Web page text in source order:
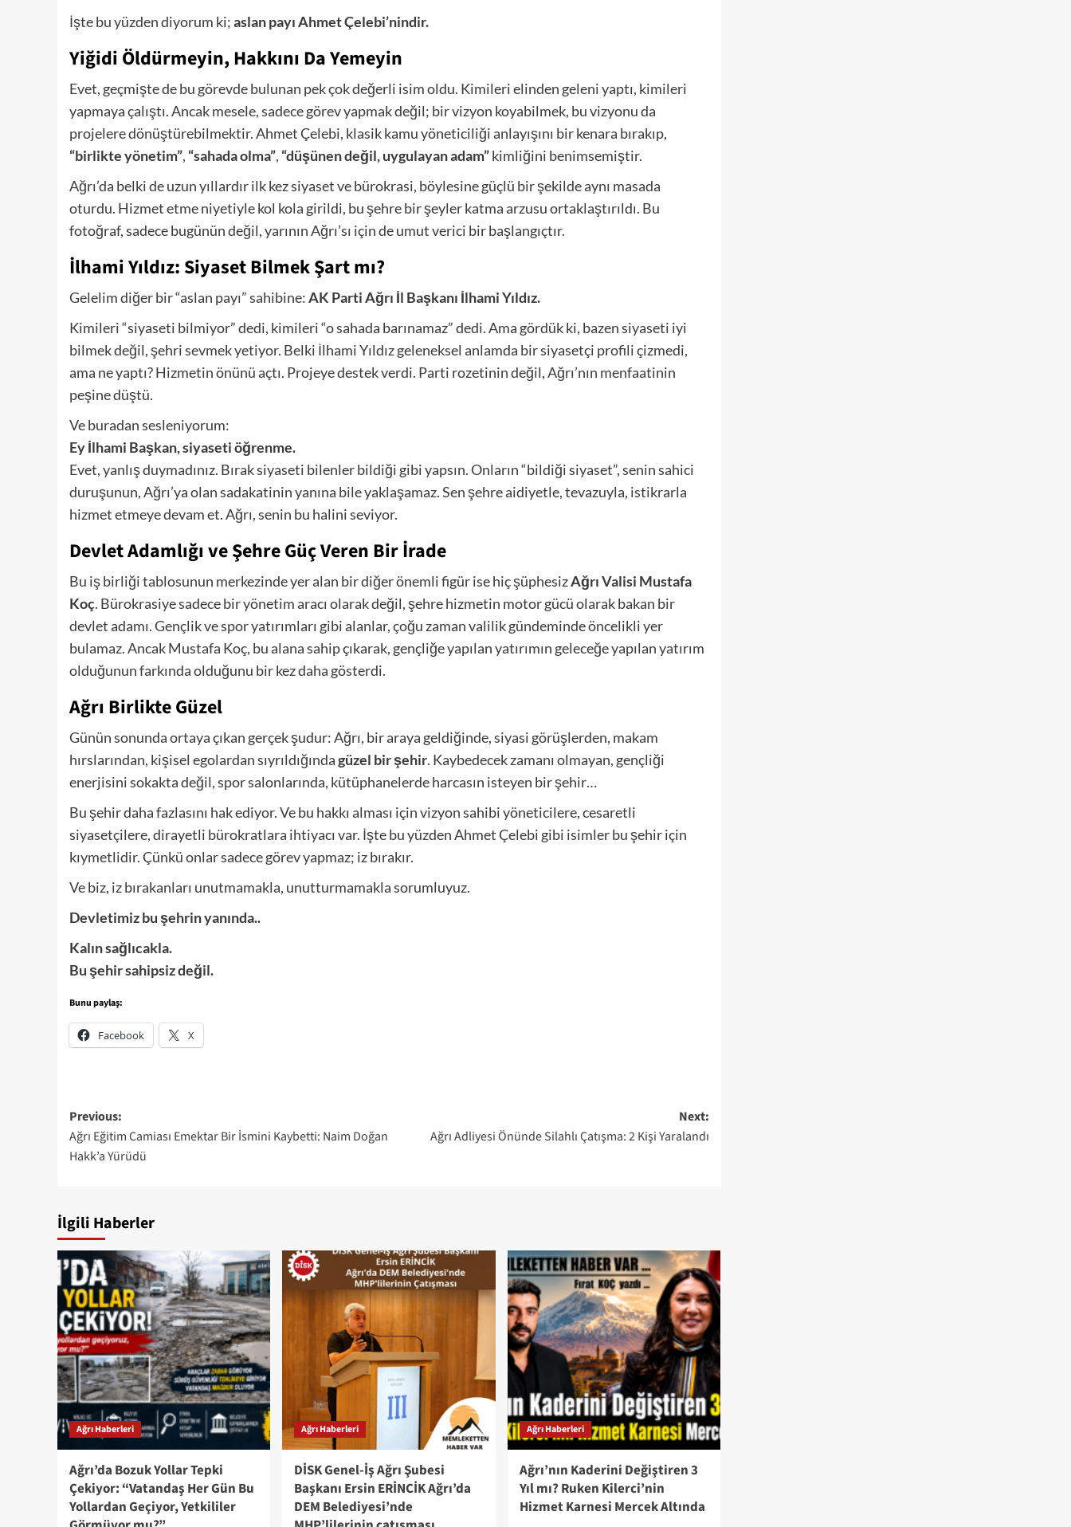
İşte bu yüzden diyorum ki;aslan payı Ahmet Çelebi’nindir.
Yiğidi Öldürmeyin, Hakkını Da Yemeyin
Evet, geçmişte de bu görevde bulunan pek çok değerli isim oldu. Kimileri elinden geleni yaptı, kimileri
yapmaya çalıştı. Ancak mesele, sadece görev yapmak değil; bir vizyon koyabilmek, bu vizyonu da
projelere dönüştürebilmektir. Ahmet Çelebi, klasik kamu yöneticiliği anlayışını bir kenara bırakıp,
“birlikte yönetim”, “sahada olma”, “düşünen değil, uygulayan adam”kimliğini benimsemiştir.
Ağrı’da belki de uzun yıllardır ilk kez siyaset ve bürokrasi, böylesine güçlü bir şekilde aynı masada
oturdu. Hizmet etme niyetiyle kol kola girildi, bu şehre bir şeyler katma arzusu ortaklaştırıldı. Bu
fotoğraf, sadece bugünün değil, yarının Ağrı’sı için de umut verici bir başlangıçtır.
İlhami Yıldız: Siyaset Bilmek Şart mı?
Gelelim diğer bir “aslan payı” sahibine:AK Parti Ağrı İl Başkanı İlhami Yıldız.
Kimileri “siyaseti bilmiyor” dedi, kimileri “o sahada barınamaz” dedi. Ama gördük ki, bazen siyaseti iyi
bilmek değil, şehri sevmek yetiyor. Belki İlhami Yıldız geleneksel anlamda bir siyasetçi profili çizmedi,
ama ne yaptı? Hizmetin önünü açtı. Projeye destek verdi. Parti rozetinin değil, Ağrı’nın menfaatinin
peşine düştü.
Ve buradan sesleniyorum:
Ey İlhami Başkan, siyaseti öğrenme.
Evet, yanlış duymadınız. Bırak siyaseti bilenler bildiği gibi yapsın. Onların “bildiği siyaset”, senin sahici
duruşunun, Ağrı’ya olan sadakatinin yanına bile yaklaşamaz. Sen şehre aidiyetle, tevazuyla, istikrarla
hizmet etmeye devam et. Ağrı, senin bu halini seviyor.
Devlet Adamlığı ve Şehre Güç Veren Bir İrade
Bu iş birliği tablosunun merkezinde yer alan bir diğer önemli figür ise hiç şüphesizAğrı Valisi Mustafa
Koç. Bürokrasiye sadece bir yönetim aracı olarak değil, şehre hizmetin motor gücü olarak bakan bir
devlet adamı. Gençlik ve spor yatırımları gibi alanlar, çoğu zaman valilik gündeminde öncelikli yer
bulamaz. Ancak Mustafa Koç, bu alana sahip çıkarak, gençliğe yapılan yatırımın geleceğe yapılan yatırım
olduğunun farkında olduğunu bir kez daha gösterdi.
Ağrı Birlikte Güzel
Günün sonunda ortaya çıkan gerçek şudur: Ağrı, bir araya geldiğinde, siyasi görüşlerden, makam
hırslarından, kişisel egolardan sıyrıldığındagüzel bir şehir. Kaybedecek zamanı olmayan, gençliği
enerjisini sokakta değil, spor salonlarında, kütüphanelerde harcasın isteyen bir şehir…
Bu şehir daha fazlasını hak ediyor. Ve bu hakkı alması için vizyon sahibi yöneticilere, cesaretli
siyasetçilere, dirayetli bürokratlara ihtiyacı var. İşte bu yüzden Ahmet Çelebi gibi isimler bu şehir için
kıymetlidir. Çünkü onlar sadece görev yapmaz; iz bırakır.
Ve biz, iz bırakanları unutmamakla, unutturmamakla sorumluyuz.
Devletimiz bu şehrin yanında..
Kalın sağlıcakla.
Bu şehir sahipsiz değil.
Bunu paylaş:
Facebook X
Post
navigation
Previous:
Ağrı Eğitim Camiası Emektar Bir İsmini Kaybetti: Naim Doğan
Hakk’a Yürüdü
Next:
Ağrı Adliyesi Önünde Silahlı Çatışma: 2 Kişi Yaralandı
İlgili Haberler
Ağrı Haberleri
Ağrı’da Bozuk Yollar Tepki
Çekiyor: “Vatandaş Her Gün Bu
Yollardan Geçiyor, Yetkililer
Ağrı Haberleri
DİSK Genel-İş Ağrı Şubesi
Başkanı Ersin ERİNCİK Ağrı’da
DEM Belediyesi’nde
Ağrı Haberleri
Ağrı’nın Kaderini Değiştiren 3
Yıl mı? Ruken Kilerci’nin
Hizmet Karnesi Mercek Altında